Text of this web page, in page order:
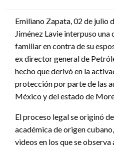
Emiliano Zapata, 02 de julio
Jiménez Lavie interpuso
familiar en contra de su
ex director general de
hecho que derivó en la
protección por parte de las
México y del estado de
El proceso legal se originó
académica de origen
videos en los que se